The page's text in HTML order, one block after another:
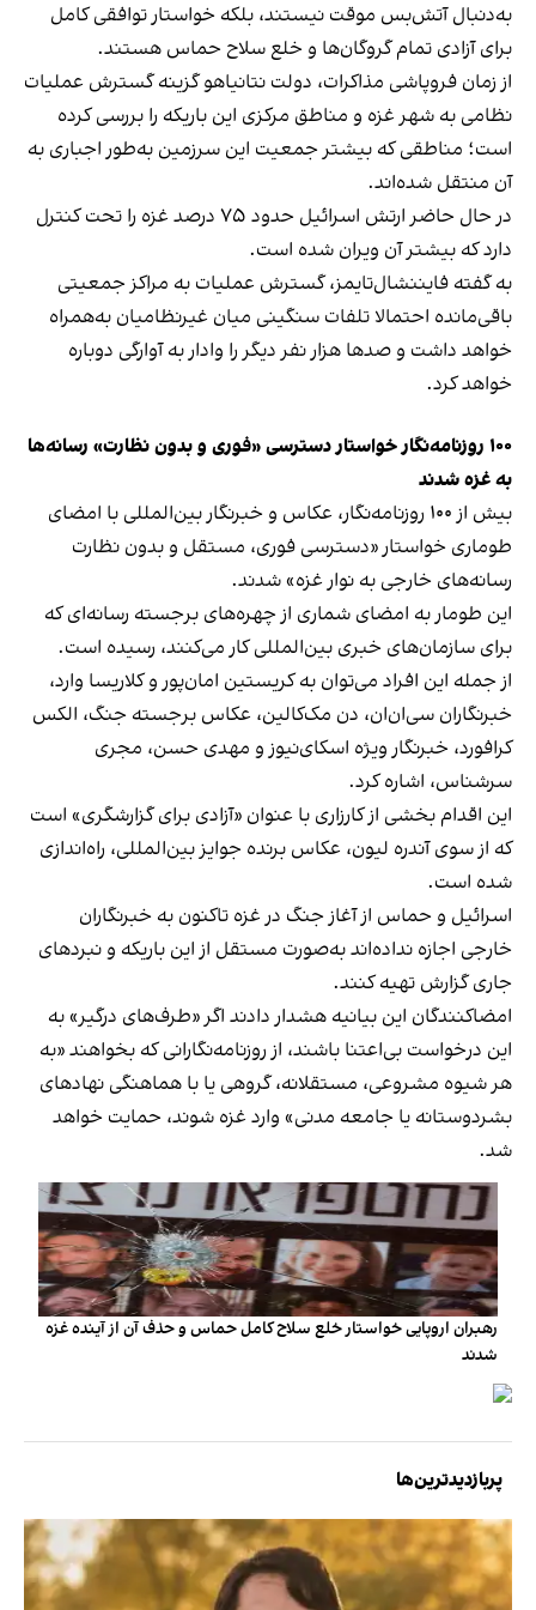
به‌دنبال آتش‌بس موقت نیستند، بلکه خواستار توافقی کامل
برای آزادی تمام گروگان‌ها و خلع سلاح حماس هستند.
از زمان فروپاشی مذاکرات، دولت نتانیاهو گزینه گسترش عملیات
نظامی به شهر غزه و مناطق مرکزی این باریکه را بررسی کرده
است؛ مناطقی که بیشتر جمعیت این سرزمین به‌طور اجباری به
آن‌ منتقل شده‌اند.
در حال حاضر ارتش اسرائیل حدود ۷۵ درصد غزه را تحت کنترل
دارد که بیشتر آن ویران شده است.
به گفته فایننشال‌تایمز، گسترش عملیات به مراکز جمعیتی
باقی‌مانده احتمالا تلفات سنگینی میان غیرنظامیان به‌همراه
خواهد داشت و صدها هزار نفر دیگر را وادار به آوارگی دوباره
خواهد کرد.
۱۰۰ روزنامه‌نگار خواستار دسترسی «فوری و بدون نظارت» رسانه‌ها
به غزه شدند
بیش از ۱۰۰ روزنامه‌نگار، عکاس و خبرنگار بین‌المللی با امضای
طوماری خواستار «دسترسی فوری، مستقل و بدون نظارت
رسانه‌های خارجی به نوار غزه» شدند.
این طومار به امضای شماری از چهره‌های برجسته رسانه‌ای که
برای سازمان‌های خبری بین‌المللی کار می‌کنند، رسیده است.
از جمله این افراد می‌توان به کریستین امان‌پور و کلاریسا وارد،
خبرنگاران سی‌ان‌ان، دن مک‌کالین، عکاس برجسته جنگ، الکس
کرافورد، خبرنگار ویژه اسکای‌نیوز و مهدی حسن، مجری
سرشناس، اشاره کرد.
این اقدام بخشی از کارزاری با عنوان «آزادی برای گزارشگری» است
که از سوی آندره لیون، عکاس برنده جوایز بین‌المللی، راه‌اندازی
شده است.
اسرائیل و حماس از آغاز جنگ در غزه تاکنون به خبرنگاران
خارجی اجازه نداده‌اند به‌صورت مستقل از این باریکه و نبردهای
جاری گزارش تهیه کنند.
امضاکنندگان این بیانیه هشدار دادند اگر «طرف‌های درگیر» به
این درخواست بی‌اعتنا باشند، از روزنامه‌نگارانی که بخواهند «به
هر شیوه مشروعی، مستقلانه، گروهی یا با هماهنگی نهادهای
بشردوستانه یا جامعه مدنی» وارد غزه شوند، حمایت خواهد
شد.
رهبران اروپایی خواستار خلع سلاح کامل حماس و حذف آن از آینده غزه
شدند
پربازدیدترین‌ها